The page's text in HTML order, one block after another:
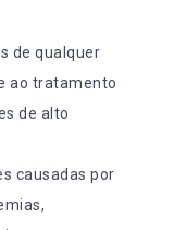
de qualquer
ao tratamento
de alto
causadas por